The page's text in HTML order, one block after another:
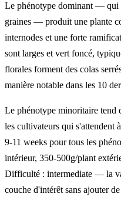
Le phénotype dominant — qui
graines — produit une plante
internodes et une forte
sont larges et vert foncé,
florales forment des colas
manière notable dans les 10
Le phénotype minoritaire tend
les cultivateurs qui s'attendent
9-11 weeks pour tous les
intérieur, 350-500g/plant
Difficulté : intermediate — la
couche d'intérêt sans ajouter